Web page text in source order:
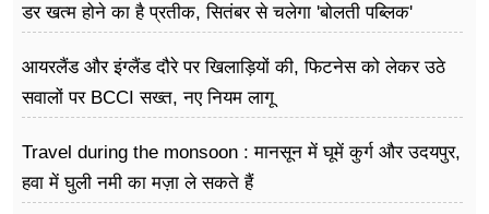
डर खत्म होने का है प्रतीक, सितंबर से चलेगा 'बोलती पब्लिक'
आयरलैंड और इंग्लैंड दौरे पर खिलाड़ियों की, फिटनेस को लेकर उठे
सवालों पर BCCI सख्त, नए नियम लागू
Travel during the monsoon : मानसून में घूमें कुर्ग और उदयपुर,
हवा में घुली नमी का मज़ा ले सकते हैं